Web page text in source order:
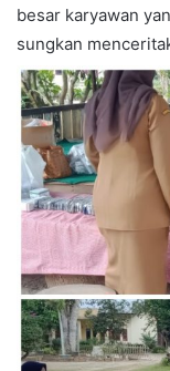
besar karyawan
sungkan